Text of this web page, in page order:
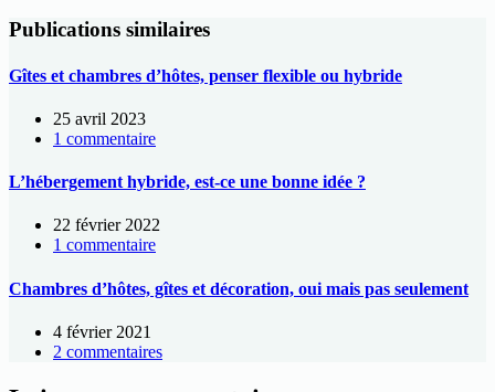
Publications similaires
Gîtes et chambres d’hôtes, penser flexible ou hybride
25 avril 2023
1 commentaire
L’hébergement hybride, est-ce une bonne idée ?
22 février 2022
1 commentaire
Chambres d’hôtes, gîtes et décoration, oui mais pas seulement
4 février 2021
2 commentaires